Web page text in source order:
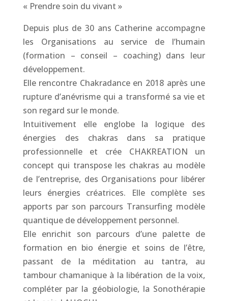
« Prendre soin du vivant »
Depuis plus de 30 ans Catherine accompagne
les Organisations au service de l’humain
(formation – conseil – coaching) dans leur
développement.
Elle rencontre Chakradance en 2018 après une
rupture d’anévrisme qui a transformé sa vie et
son regard sur le monde.
Intuitivement elle englobe la logique des
énergies des chakras dans sa pratique
professionnelle et crée CHAKREATION un
concept qui transpose les chakras au modèle
de l’entreprise, des Organisations pour libérer
leurs énergies créatrices. Elle complète ses
apports par son parcours Transurfing modèle
quantique de développement personnel.
Elle enrichit son parcours d’une palette de
formation en bio énergie et soins de l’être,
passant de la méditation au tantra, au
tambour chamanique à la libération de la voix,
compléter par la géobiologie, la Sonothérapie